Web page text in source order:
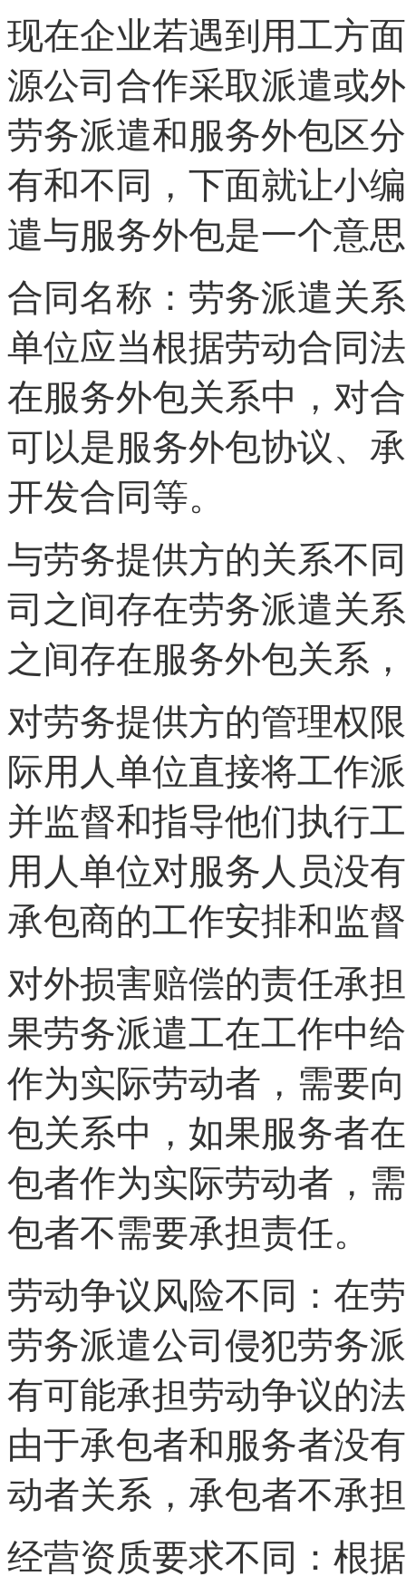
现在企业若遇到用工方
源公司合作采取派遣或
劳务派遣和服务外包区
有和不同，下面就让小
遣与服务外包是一个意
合同名称：劳务派遣关
单位应当根据劳动合同
在服务外包关系中，对
可以是服务外包协议、
开发合同等。
与劳务提供方的关系不
司之间存在劳务派遣关
之间存在服务外包关系
对劳务提供方的管理权
际用人单位直接将工作
并监督和指导他们执行
用人单位对服务人员没
承包商的工作安排和监
对外损害赔偿的责任承
果劳务派遣工在工作中
作为实际劳动者，需要
包关系中，如果服务者
包者作为实际劳动者，
包者不需要承担责任。
劳动争议风险不同：在
劳务派遣公司侵犯劳务
有可能承担劳动争议的
由于承包者和服务者没
动者关系，承包者不承
经营资质要求不同：根